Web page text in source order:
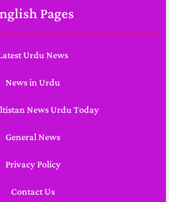
Pages
Urdu News
News in Urdu
News Urdu Today
General News
Privacy Policy
Contact Us